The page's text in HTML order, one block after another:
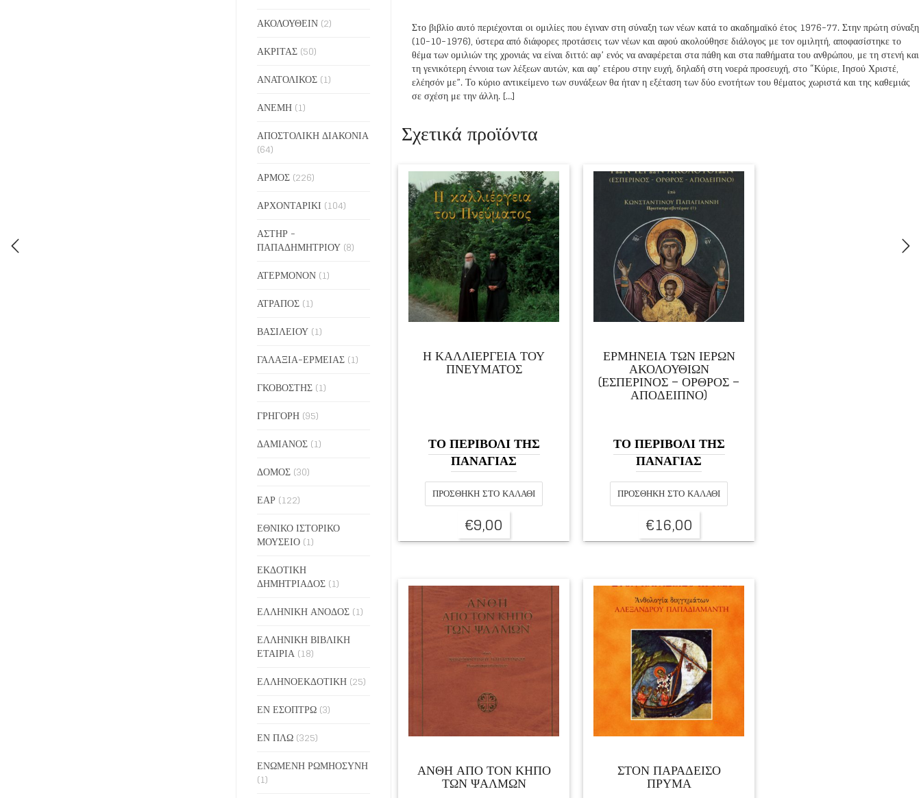
Στο βιβλίο αυτό περιέχονται οι ομιλίες που έγιναν στη σύναξη των νέων κατά το ακαδημαϊκό έτος 1976-77. Στην πρώτη σύναξη
(10-10-1976), ύστερα από διάφορες προτάσεις των νέων και αφού ακολούθησε διάλογος με τον ομιλητή, αποφασίστηκε το
θέμα των ομιλιών της χρονιάς να είναι διττό: αφ’ ενός να αναφέρεται στα πάθη και στα παθήματα του ανθρώπου, με τη στενή και
τη γενικότερη έννοια των λέξεων αυτών, και αφ’ ετέρου στην ευχή, δηλαδή στη νοερά προσευχή, στο “Κύριε, Ιησού Χριστέ,
ελέησόν με”. Το κύριο αντικείμενο των συνάξεων θα ήταν η εξέταση των δύο ενοτήτων του θέματος χωριστά και της καθεμιάς
σε σχέση με την άλλη. […]
Σχετικά προϊόντα
Η ΚΑΛΛΙΕΡΓΕΙΑ ΤΟΥ
ΠΝΕΥΜΑΤΟΣ
ΤΟ ΠΕΡΙΒΟΛΙ ΤΗΣ
ΠΑΝΑΓΙΑΣ
ΠΡΟΣΘΉΚΗ ΣΤΟ ΚΑΛΆΘΙ
€9,00
ΕΡΜΗΝΕΙΑ ΤΩΝ ΙΕΡΩΝ
ΑΚΟΛΟΥΘΙΩΝ
(ΕΣΠΕΡΙΝΟΣ – ΟΡΘΡΟΣ –
ΑΠΟΔΕΙΠΝΟ)
ΤΟ ΠΕΡΙΒΟΛΙ ΤΗΣ
ΠΑΝΑΓΙΑΣ
ΠΡΟΣΘΉΚΗ ΣΤΟ ΚΑΛΆΘΙ
€16,00
ΑΝΘΗ ΑΠΟ ΤΟΝ ΚΗΠΟ
ΤΩΝ ΨΑΛΜΩΝ
ΣΤΟΝ ΠΑΡΑΔΕΙΣΟ
ΠΡΥΜΑ
ΑΚΟΛΟΥΘΕΙΝ (2)
ΑΚΡΙΤΑΣ (50)
ΑΝΑΤΟΛΙΚΟΣ (1)
ΑΝΕΜΗ (1)
ΑΠΟΣΤΟΛΙΚΗ ΔΙΑΚΟΝΙΑ
(64)
ΑΡΜΟΣ (226)
ΑΡΧΟΝΤΑΡΙΚΙ (104)
ΑΣΤΗΡ -
ΠΑΠΑΔΗΜΗΤΡΙΟΥ (8)
ΑΤΕΡΜΟΝΟΝ (1)
ΑΤΡΑΠΟΣ (1)
ΒΑΣΙΛΕΙΟΥ (1)
ΓΑΛΑΞΙΑ-ΕΡΜΕΙΑΣ (1)
ΓΚΟΒΟΣΤΗΣ (1)
ΓΡΗΓΟΡΗ (95)
ΔΑΜΙΑΝΟΣ (1)
ΔΟΜΟΣ (30)
ΕΑΡ (122)
ΕΘΝΙΚΟ ΙΣΤΟΡΙΚΟ
ΜΟΥΣΕΙΟ (1)
ΕΚΔΟΤΙΚΗ
ΔΗΜΗΤΡΙΑΔΟΣ (1)
ΕΛΛΗΝΙΚΗ ΑΝΟΔΟΣ (1)
ΕΛΛΗΝΙΚΗ ΒΙΒΛΙΚΗ
ΕΤΑΙΡΙΑ (18)
ΕΛΛΗΝΟΕΚΔΟΤΙΚΗ (25)
ΕΝ ΕΣΟΠΤΡΩ (3)
ΕΝ ΠΛΩ (325)
ΕΝΩΜΕΝΗ ΡΩΜΗΟΣΥΝΗ
(1)